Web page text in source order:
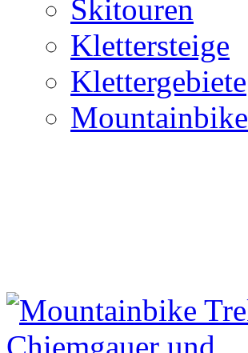
Skitouren
Klettersteige
Klettergebiete
Mountainbike